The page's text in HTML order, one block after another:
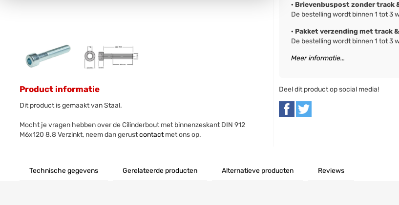
Product informatie
Dit product is gemaakt van Staal.
Mocht je vragen hebben over de Cilinderbout met binnenzeskant DIN 912
M6x120 8.8 Verzinkt, neem dan gerustcontactmet ons op.
· Brievenbuspost zonder track
De bestelling wordt binnen 1 tot 3
· Pakket verzending met track
De bestelling wordt binnen 1 tot 3
Meer informatie...
Deel dit product op social media!
Technische gegevens Gerelateerde producten Alternatieve producten Reviews